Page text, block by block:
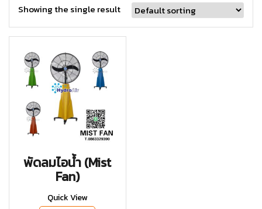
Showing the single result
พัดลมไอน้ำ (Mist
Fan)
Quick View